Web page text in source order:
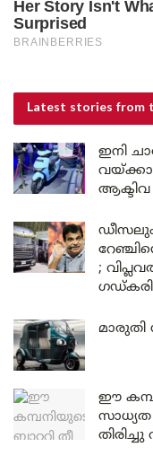
Latest stories from
ഇനി
ആക്ടിവ
ഡീസലും
;
ഗഡ്‍കരി
ഈ
തിരിച്ചു